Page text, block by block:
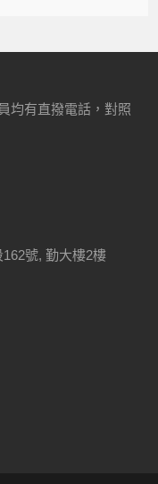
均有直撥電話，對照
號, 勤大樓2樓